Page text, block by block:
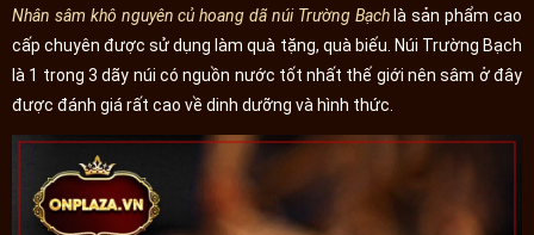
Nhân sâm khô nguyên củ hoang dã núi Trường Bạchlà sản phẩm cao
cấp chuyên được sử dụng làm quà tặng, quà biếu. Núi Trường Bạch
là 1 trong 3 dãy núi có nguồn nước tốt nhất thế giới nên sâm ở đây
được đánh giá rất cao về dinh dưỡng và hình thức.